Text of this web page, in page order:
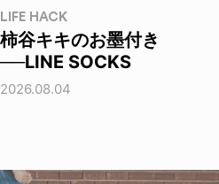
LIFE HACK
柿谷キキのお墨付き
──LINE SOCKS
2026.08.04